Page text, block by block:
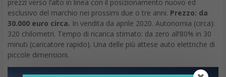
prezzi verso l’alto in linea con il posizionamento nuovo ed
esclusivo del marchio nei prossimi due o tre anni. Prezzo: da
30.000 euro circa. In vendita da aprile 2020. Autonomia (circa):
320 chilometri. Tempo di ricarica stimato: da zero all’80% in 30
minuti (caricatore rapido). Una delle più attese auto elettriche di
piccole dimensioni.